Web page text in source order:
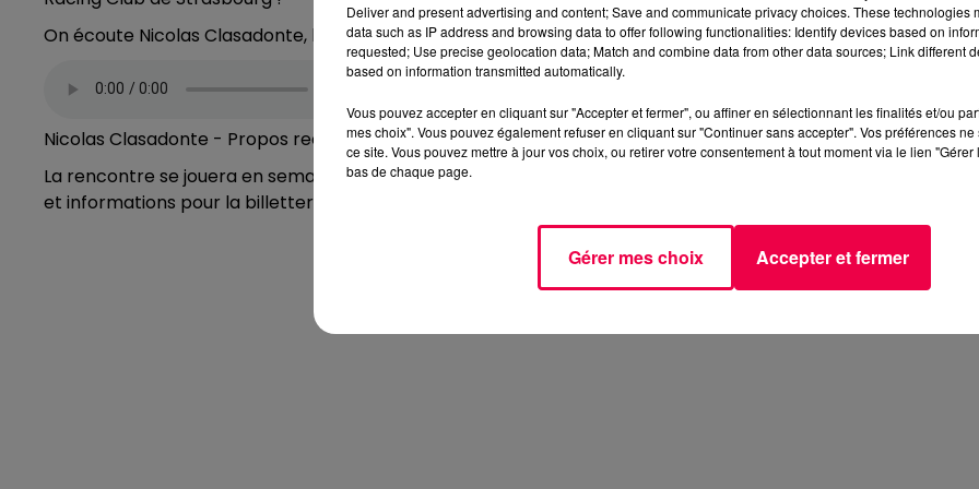
On écoute Nicolas Clasadonte, le président de l’Entente Thaonnaise Football.
Nicolas Clasadonte - Propos recueillis par Juliette Schang
La rencontre se jouera en semaine, le mercredi 15 janvier à 18h30, au stade de la Colombière, à Epinal.
et informations pour la billetterie
Deliver and present advertising and content; Save and communicate privacy choices. These technologies
data such as IP address and browsing data to offer following functionalities: Identify devices based on
requested; Use precise geolocation data; Match and combine data from other data sources; Link different
based on information transmitted automatically.
Vous pouvez accepter en cliquant sur "Accepter et fermer", ou affiner en sélectionnant les finalités et/ou
mes choix". Vous pouvez également refuser en cliquant sur "Continuer sans accepter". Vos préférences
ce site. Vous pouvez mettre à jour vos choix, ou retirer votre consentement à tout moment via le lien
bas de chaque page.
Gérer mes choix Accepter et fermer